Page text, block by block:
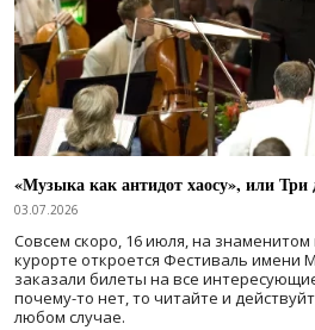
«Музыка как антидот хаосу», или
03.07.2026
Совсем скоро, 16 июля, на
курорте откроется Фестиваль имени
заказали билеты на все
почему-то нет, то читайте и
любом случае.